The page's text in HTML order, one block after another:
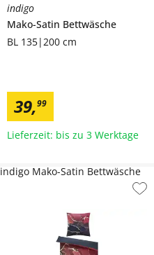
indigo
Mako-Satin Bettwäsche
BL 135|200 cm
39,99
Lieferzeit: bis zu 3 Werktage
indigo Mako-Satin Bettwäsche